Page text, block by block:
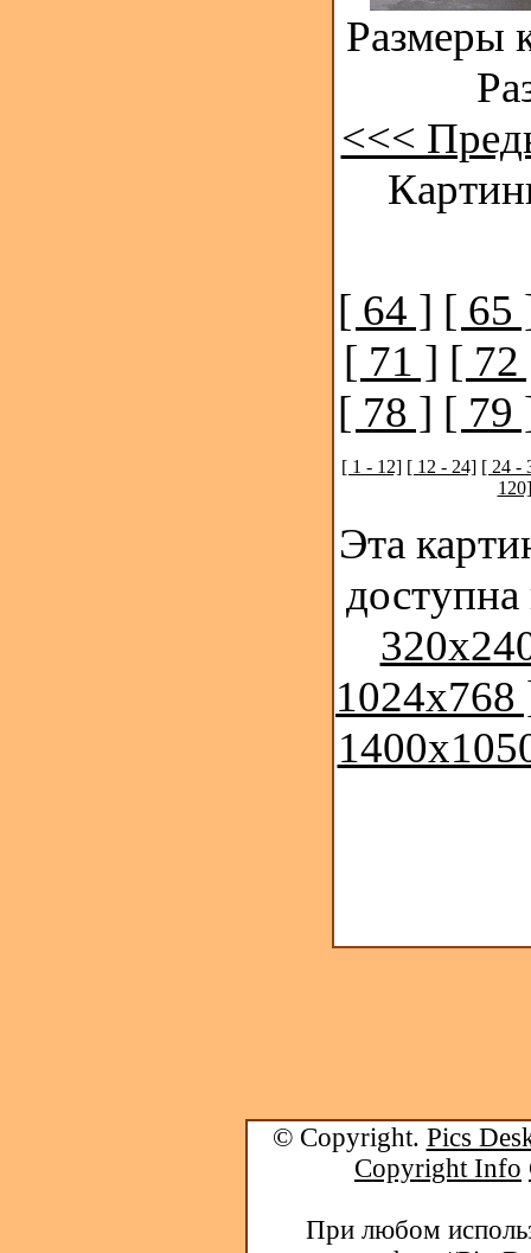
Размеры
<<<
[ 64 ] [ 65
[ 71 ] [ 72
[ 78 ] [ 79
[ 1 - 12] [ 12 - 24] [ 24 -
120]
Эта
1024x768
© Copyright. Pics
Copyright Info
При любом